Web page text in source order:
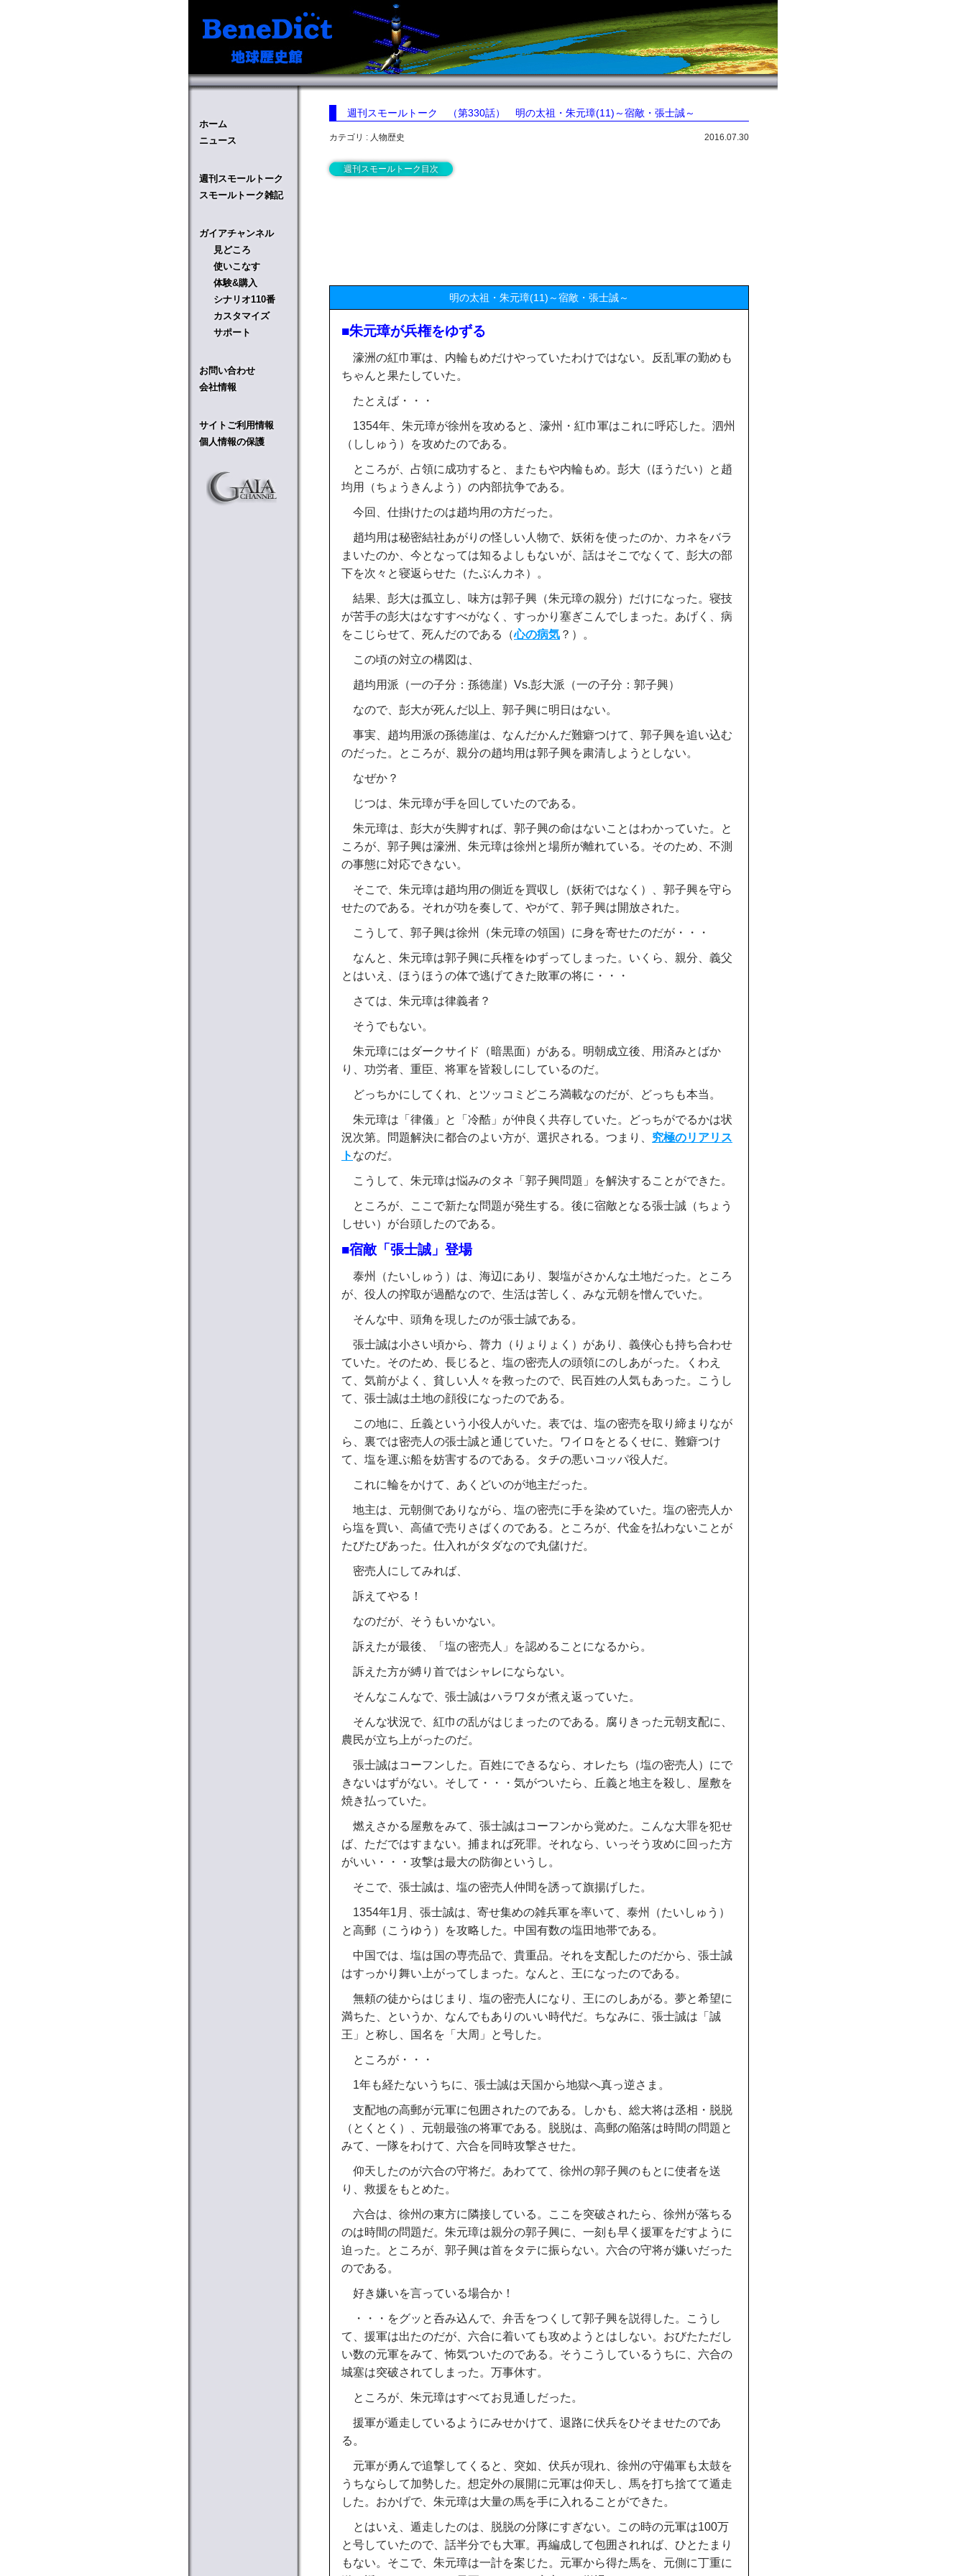
ホーム
ニュース
週刊スモールトーク
スモールトーク雑記
ガイアチャンネル
見どころ
使いこなす
体験&購入
シナリオ110番
カスタマイズ
サポート
お問い合わせ
会社情報
サイトご利用情報
個人情報の保護
週刊スモールトーク （第330話） 明の太祖・朱元璋(11)～宿敵・張士誠～
カテゴリ : 人物歴史 2016.07.30
週刊スモールトーク目次
明の太祖・朱元璋(11)～宿敵・張士誠～
■朱元璋が兵権をゆずる
濠洲の紅巾軍は、内輪もめだけやっていたわけではない。反乱軍の勤めも
ちゃんと果たしていた。
たとえば・・・
1354年、朱元璋が徐州を攻めると、濠州・紅巾軍はこれに呼応した。泗州
（ししゅう）を攻めたのである。
ところが、占領に成功すると、またもや内輪もめ。彭大（ほうだい）と趙
均用（ちょうきんよう）の内部抗争である。
今回、仕掛けたのは趙均用の方だった。
趙均用は秘密結社あがりの怪しい人物で、妖術を使ったのか、カネをバラ
まいたのか、今となっては知るよしもないが、話はそこでなくて、彭大の部
下を次々と寝返らせた（たぶんカネ）。
結果、彭大は孤立し、味方は郭子興（朱元璋の親分）だけになった。寝技
が苦手の彭大はなすすべがなく、すっかり塞ぎこんでしまった。あげく、病
をこじらせて、死んだのである（心の病気 ？）。
この頃の対立の構図は、
趙均用派（一の子分：孫徳崖）Vs.彭大派（一の子分： 郭子興）
なので、彭大が死んだ以上、郭子興に明日はない。
事実、趙均用派の孫徳崖は、なんだかんだ難癖つけて、郭子興を追い込む
のだった。ところが、親分の趙均用は郭子興を粛清しようとしない。
なぜか？
じつは、朱元璋が手を回していたのである。
朱元璋は、彭大が失脚すれば、郭子興の命はないことはわかっていた。と
ころが、郭子興は濠洲、朱元璋は徐州と場所が離れている。そのため、不測
の事態に対応できない。
そこで、朱元璋は趙均用の側近を買収し（妖術ではなく）、郭子興を守ら
せたのである。それが功を奏して、やがて、郭子興は開放された。
こうして、郭子興は徐州（朱元璋の領国）に身を寄せたのだが・・・
なんと、朱元璋は郭子興に兵権をゆずってしまった。いくら、親分、義父
とはいえ、ほうほうの体で逃げてきた敗軍の将に・・・
さては、朱元璋は律義者？
そうでもない。
朱元璋にはダークサイド（暗黒面）がある。明朝成立後、用済みとばか
り、功労者、重臣、将軍を皆殺しにしているのだ。
どっちかにしてくれ、とツッコミどころ満載なのだが、どっちも本当。
朱元璋は「律儀」と「冷酷」が仲良く共存していた。どっちがでるかは状
況次第。問題解決に都合のよい方が、選択される。つまり、 究極のリアリス
ト なのだ。
こうして、朱元璋は悩みのタネ「郭子興問題」を解決することができた。
ところが、ここで新たな問題が発生する。後に宿敵となる張士誠（ちょう
しせい）が台頭したのである。
■宿敵「張士誠」登場
泰州（たいしゅう）は、海辺にあり、製塩がさかんな土地だった。ところ
が、役人の搾取が過酷なので、生活は苦しく、みな元朝を憎んでいた。
そんな中、頭角を現したのが張士誠である。
張士誠は小さい頃から、膂力（りょりょく）があり、義侠心も持ち合わせ
ていた。そのため、長じると、塩の密売人の頭領にのしあがった。くわえ
て、気前がよく、貧しい人々を救ったので、民百姓の人気もあった。こうし
て、張士誠は土地の顔役になったのである。
この地に、丘義という小役人がいた。表では、塩の密売を取り締まりなが
ら、裏では密売人の張士誠と通じていた。ワイロをとるくせに、難癖つけ
て、塩を運ぶ船を妨害するのである。タチの悪いコッパ役人だ。
これに輪をかけて、あくどいのが地主だった。
地主は、元朝側でありながら、塩の密売に手を染めていた。塩の密売人か
ら塩を買い、高値で売りさばくのである。ところが、代金を払わないことが
たびたびあった。仕入れがタダなので丸儲けだ。
密売人にしてみれば、
訴えてやる！
なのだが、そうもいかない。
訴えたが最後、「塩の密売人」を認めることになるから。
訴えた方が縛り首ではシャレにならない。
そんなこんなで、張士誠はハラワタが煮え返っていた。
そんな状況で、紅巾の乱がはじまったのである。腐りきった元朝支配に、
農民が立ち上がったのだ。
張士誠はコーフンした。百姓にできるなら、オレたち（塩の密売人）にで
きないはずがない。そして・・・気がついたら、丘義と地主を殺し、屋敷を
焼き払っていた。
燃えさかる屋敷をみて、張士誠はコーフンから覚めた。こんな大罪を犯せ
ば、ただではすまない。捕まれば死罪。それなら、いっそう攻めに回った方
がいい・・・攻撃は最大の防御というし。
そこで、張士誠は、塩の密売人仲間を誘って旗揚げした。
1354年1月、張士誠は、寄せ集めの雑兵軍を率いて、泰州（たいしゅう）
と高郵（こうゆう）を攻略した。中国有数の塩田地帯である。
中国では、塩は国の専売品で、貴重品。それを支配したのだから、張士誠
はすっかり舞い上がってしまった。なんと、王になったのである。
無頼の徒からはじまり、塩の密売人になり、王にのしあがる。夢と希望に
満ちた、というか、なんでもありのいい時代だ。ちなみに、張士誠は「誠
王」と称し、国名を「大周」と号した。
ところが・・・
1年も経たないうちに、張士誠は天国から地獄へ真っ逆さま。
支配地の高郵が元軍に包囲されたのである。しかも、総大将は丞相・脱脱
（とくとく）、元朝最強の将軍である。脱脱は、高郵の陥落は時間の問題と
みて、一隊をわけて、六合を同時攻撃させた。
仰天したのが六合の守将だ。あわてて、徐州の郭子興のもとに使者を送
り、救援をもとめた。
六合は、徐州の東方に隣接している。ここを突破されたら、徐州が落ちる
のは時間の問題だ。朱元璋は親分の郭子興に、一刻も早く援軍をだすように
迫った。ところが、郭子興は首をタテに振らない。六合の守将が嫌いだった
のである。
好き嫌いを言っている場合か！
・・・をグッと呑み込んで、弁舌をつくして郭子興を説得した。こうし
て、援軍は出たのだが、六合に着いても攻めようとはしない。おびたただし
い数の元軍をみて、怖気ついたのである。そうこうしているうちに、六合の
城塞は突破されてしまった。万事休す。
ところが、朱元璋はすべてお見通しだった。
援軍が遁走しているようにみせかけて、退路に伏兵をひそませたのであ
る。
元軍が勇んで追撃してくると、突如、伏兵が現れ、徐州の守備軍も太鼓を
うちならして加勢した。想定外の展開に元軍は仰天し、馬を打ち捨てて遁走
した。おかげで、朱元璋は大量の馬を手に入れることができた。
とはいえ、遁走したのは、脱脱の分隊にすぎない。この時の元軍は100万
と号していたので、話半分でも大軍。再編成して包囲されれば、ひとたまり
もない。そこで、朱元璋は一計を案じた。元軍から得た馬を、元側に丁重に